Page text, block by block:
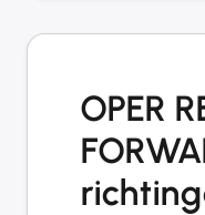
OPER